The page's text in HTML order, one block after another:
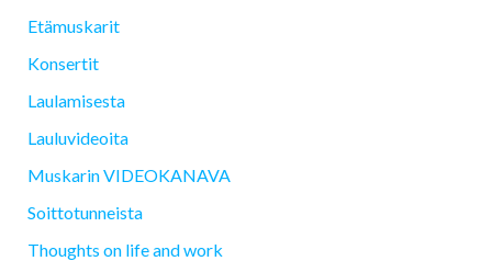
Etämuskarit
Konsertit
Laulamisesta
Lauluvideoita
Muskarin VIDEOKANAVA
Soittotunneista
Thoughts on life and work